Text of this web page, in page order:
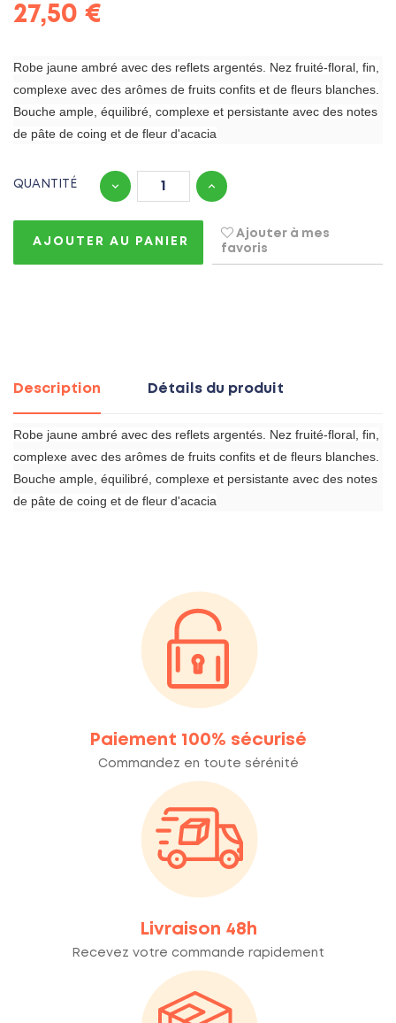
27,50 €
Robe jaune ambré avec des reflets argentés. Nez fruité-floral, fin,
complexe avec des arômes de fruits confits et de fleurs blanches.
Bouche ample, équilibré, complexe et persistante avec des notes
de pâte de coing et de fleur d'acacia
QUANTITÉ
AJOUTER AU PANIER
Ajouter à mes
favoris
Description Détails du produit
Robe jaune ambré avec des reflets argentés. Nez fruité-floral, fin,
complexe avec des arômes de fruits confits et de fleurs blanches.
Bouche ample, équilibré, complexe et persistante avec des notes
de pâte de coing et de fleur d'acacia
Paiement 100% sécurisé
Commandez en toute sérénité
Livraison 48h
Recevez votre commande rapidement